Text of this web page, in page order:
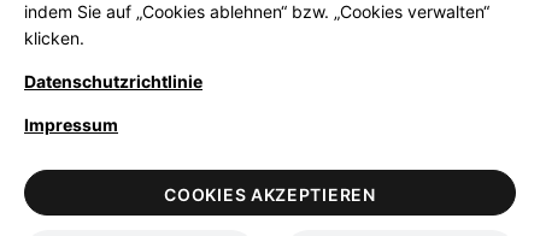
LegalDatenschutzrichtlinieZugänglichkeitHinweis zu Cookies
VerkaufsbedingungenNutzungsbedingungen
indem Sie auf „Cookies ablehnen“ bzw. „Cookies verwalten“
klicken.
Datenschutzrichtlinie
Impressum
COOKIES AKZEPTIEREN